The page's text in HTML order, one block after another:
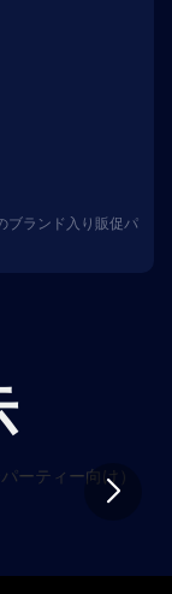
ブランド入り販促パ